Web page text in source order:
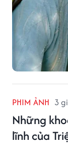
PHIM ẢNH 3
Những
lĩnh của